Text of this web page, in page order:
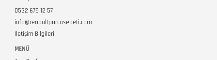
0532 679 12 57
info@renaultparcasepeti.com
İletişim Bilgileri
MENÜ